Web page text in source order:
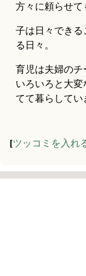
方々に頼らせて
子は日々できる
る日々。
育児は夫婦のチ
いろいろと大
てて暮らしてい
[ツッコミを入れ